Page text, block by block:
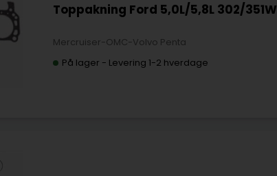
Toppakning Ford 5,0L/5,8L 302/351W
Mercruiser-OMC-Volvo Penta
På lager - Levering 1-2 hverdage